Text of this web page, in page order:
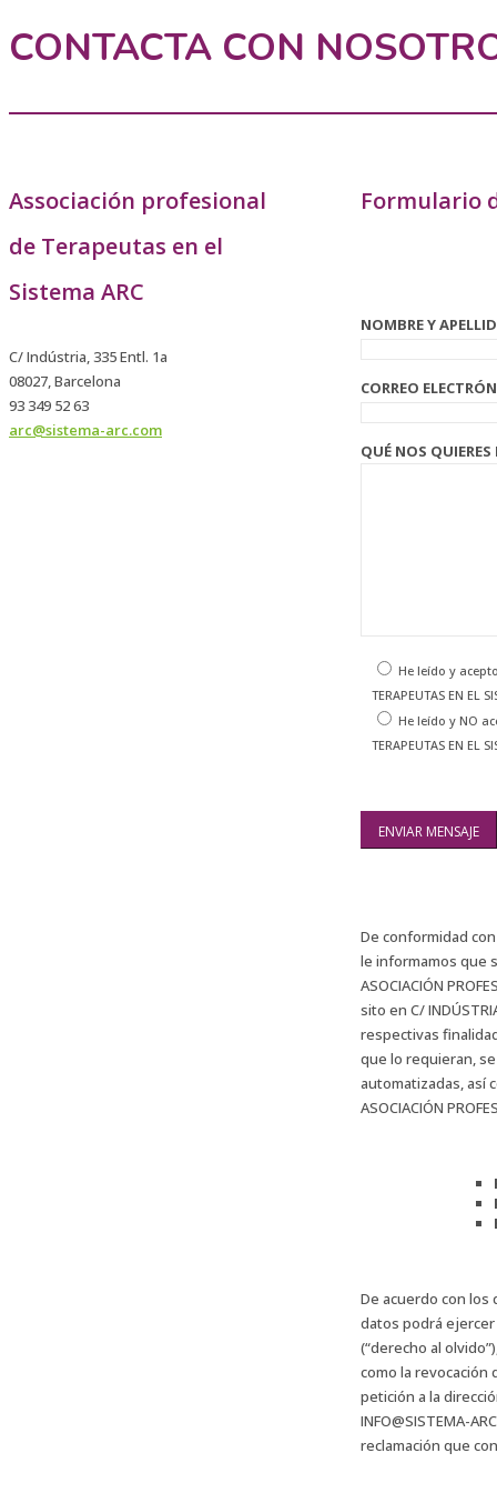
CONTACTA CON
Associación profesional
de Terapeutas en el
Sistema ARC
C/ Indústria, 335 Entl. 1a
08027, Barcelona
93 349 52 63
arc@sistema-arc.com
Formulario
NOMBRE Y
CORREO
QUÉ NOS QUIERES
He leído y
TERAPEUTAS EN EL
He leído y NO
TERAPEUTAS EN EL
De conformidad
le informamos que
ASOCIACIÓN
sito en C/
respectivas
que lo requieran,
automatizadas, así
ASOCIACIÓN
De acuerdo con
datos podrá
(“derecho al
como la
petición a la
INFO@SISTEMA-
reclamación que